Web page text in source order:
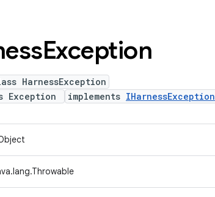
Exception
HarnessException
Exception
implements IHarnessException